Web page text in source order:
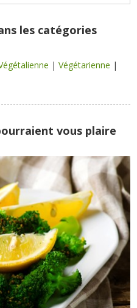
les catégories
|Végétarienne |
vous plaire